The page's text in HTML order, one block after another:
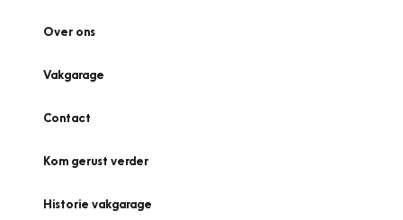
Over ons
Vakgarage
Contact
Kom gerust verder
Historie vakgarage